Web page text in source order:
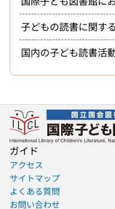
子どもの読書に関す
国内の子ども読書活
ガイド
アクセス
サイトマップ
よくある質問
お問い合わせ